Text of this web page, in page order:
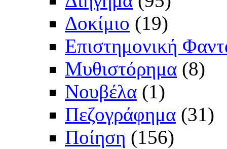
Δοκίμιο (19)
Επιστημονική
Μυθιστόρημα (8)
Νουβέλα (1)
Πεζογράφημα (31)
Ποίηση (156)